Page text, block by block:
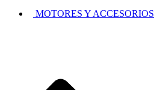
MOTORES Y ACCESORIOS